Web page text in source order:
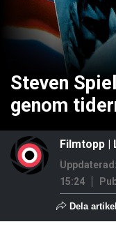
Steven
genom
Filmtopp |
15:24
Dela